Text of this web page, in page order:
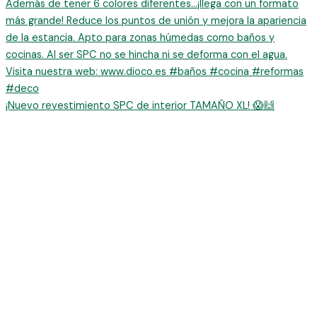
¡Nuevo revestimiento SPC de interior TAMAÑO XL! 😱🙌